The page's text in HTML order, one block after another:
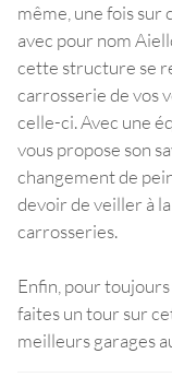
même, une fois sur
avec pour nom
cette structure se
carrosserie de vos
celle-ci. Avec une
vous propose son
changement de
devoir de veiller à
carrosseries.
Enfin, pour
faites un tour sur
meilleurs garages